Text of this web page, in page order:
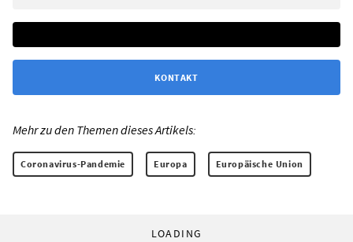
KONTAKT
Mehr zu den Themen dieses Artikels:
Coronavirus-Pandemie Europa Europäische Union
LOADING